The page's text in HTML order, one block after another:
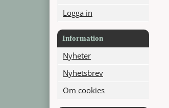
Logga in
Information
Nyheter
Nyhetsbrev
Om cookies